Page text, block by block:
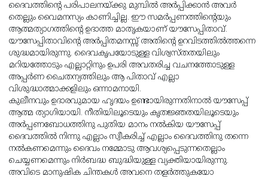
ദൈവത്തിൻ്റെ പരിപാലനയ്ക്കു മുമ്പിൽ അർപ്പിക്കാൻ അവർ
തെല്ലും വൈമനസ്യം കാണിച്ചില്ല. ഈ സമർപ്പണത്തിൻ്റെയും
ആത്മത്യാഗത്തിൻ്റെ ഉദാത്ത മാതൃകയാണ് യൗസേപ്പിതാവ്.
യൗസേപ്പിതാവിൻ്റെ അർപ്പിതമനസ്സ് അതിൻ്റെ ഉറവിടത്തിൽത്തന്നെ
ശുദ്ധമായിരുന്നു. ദൈവകൃപയോടുള്ള വിശ്വസ്തതയിലും
മറിയത്തോടും എല്ലാറ്റിനും ഉപരി അവതരിച്ച വചനത്തോടുള്ള
അപ്പർണ ചൈതന്യത്തിലും ആ പിതാവ് എല്ലാ
വിശുദ്ധാത്മാക്കളിലും ഒന്നാമനായി.
കുലീനവും ഉദാരവുമായ ഹൃദയം ഉണ്ടായിരുന്നതിനാൽ യൗസേപ്പ്
ആത്മ ത്യാഗിയായി. നീതിയിലൂടെയും കൃതജ്ഞതയിലൂടെയും
അർപ്പണബോധത്തിനു പുതിയ മാനം നൽകിയ യൗസേപ്പ്
ദൈവത്തിൽ നിന്നു എല്ലാം സ്വീകരിച്ച് എല്ലാം ദൈവത്തിനു തന്നെ
നൽകണമെന്നും ദൈവം നമ്മോടു ആവശ്യപ്പെടുന്നതെല്ലാം
ചെയ്യണമെന്നും നിർബദ്ധ ബുദ്ധിയുള്ള വ്യക്തിയായിരുന്നു.
അവിടെ മാനുഷിക ചിന്തകൾ അവനെ തളർത്തുകയോ